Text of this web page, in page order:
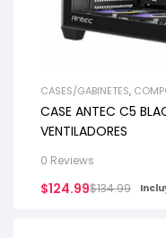
CASES/GABINETES,
CASE ANTEC C5
VENTILADORES
0 Reviews
$134.99
$124.99